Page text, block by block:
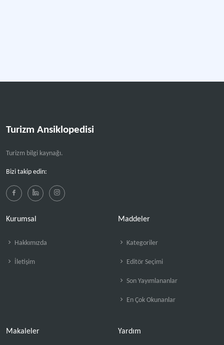
Turizm Ansiklopedisi
Turizm bilgi kaynağı.
Bizi takip edin:
Kurumsal
Hakkımızda
İletişim
Maddeler
Kategoriler
Editör Seçimi
Son Yayımlananlar
En Çok Okunanlar
Makaleler Yardım